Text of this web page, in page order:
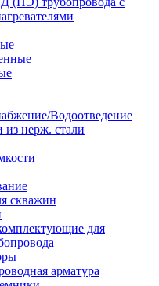
Водоотведение
нерж. стали
скважин
для
арматура